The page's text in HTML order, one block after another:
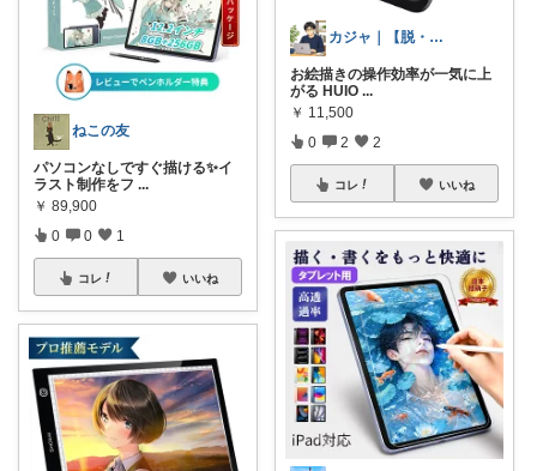
ねこの友
パソコンなしですぐ描ける✨イ
ラスト制作をフ ...
￥ 89,900
0 0 1
コレ いいね
カジャ｜【脱・不便】家での仕事が激変する
お絵描きの操作効率が一気に上
がる HUIO ...
￥ 11,500
0 2 2
コレ いいね